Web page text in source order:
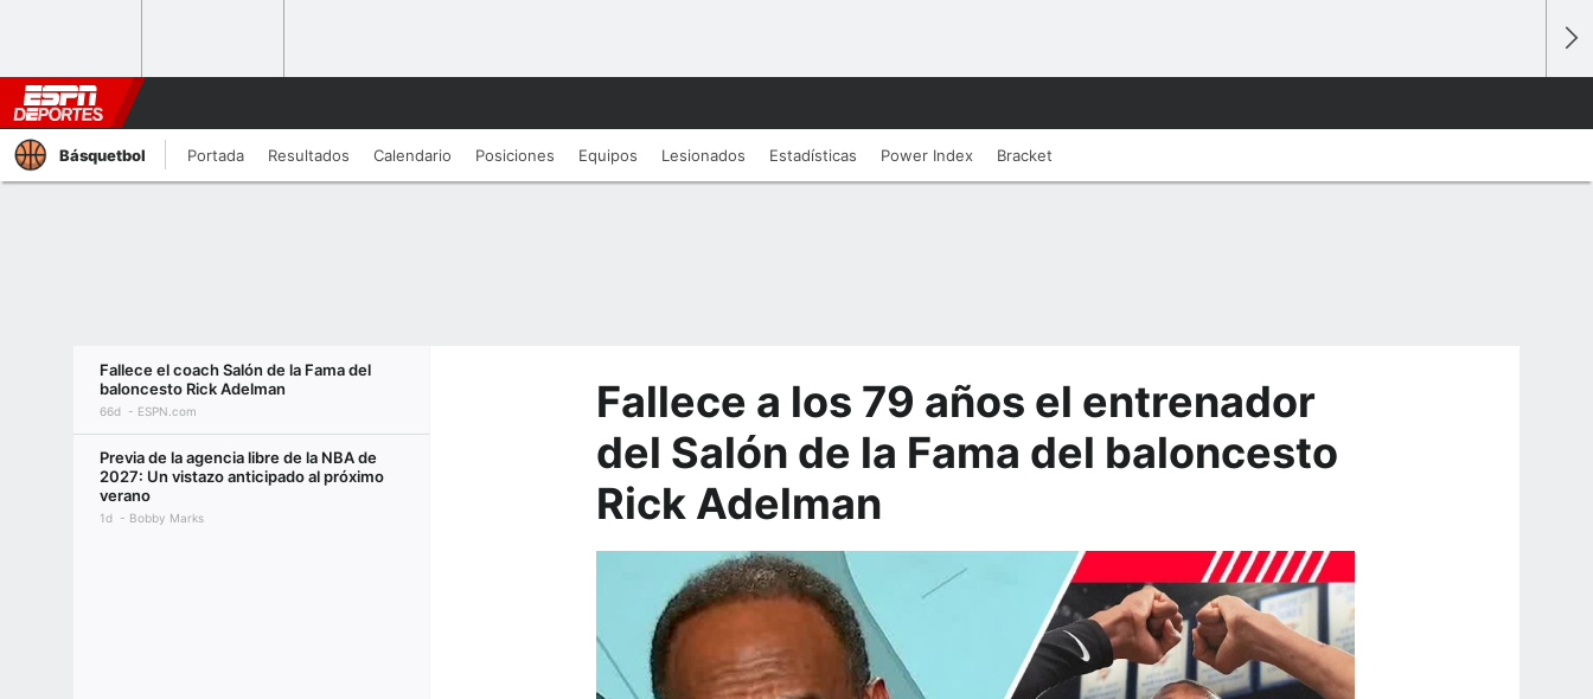
Básquetbol Portada Resultados Calendario Posiciones Equipos Lesionados Estadí­sticas Power Index Bracket
Fallece el coach Salón de la Fama del
baloncesto Rick Adelman
66d ESPN.com
Previa de la agencia libre de la NBA de
2027: Un vistazo anticipado al próximo
verano
1d Bobby Marks
Fallece a los 79 años el entrenador
del Salón de la Fama del baloncesto
Rick Adelman